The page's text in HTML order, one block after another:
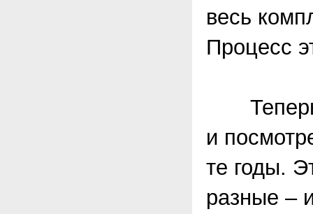
весь
Процесс
Теперь
и
те годы.
разные –